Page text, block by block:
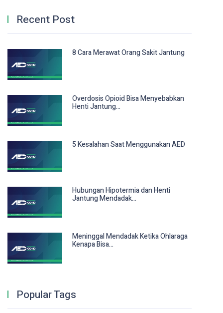
Recent Post
8 Cara Merawat Orang Sakit Jantung
Overdosis Opioid Bisa Menyebabkan
Henti Jantung...
5 Kesalahan Saat Menggunakan AED
Hubungan Hipotermia dan Henti
Jantung Mendadak...
Meninggal Mendadak Ketika Ohlaraga
Kenapa Bisa...
Popular Tags